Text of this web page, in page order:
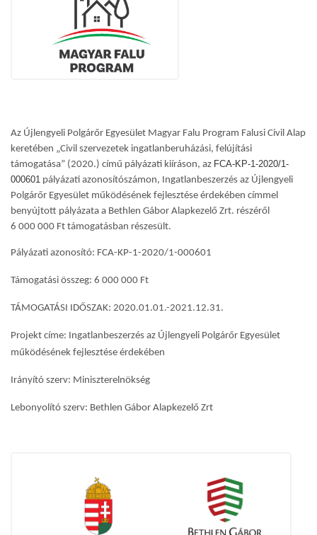
Az Újlengyeli Polgárőr Egyesület Magyar Falu Program Falusi Civil Alap
keretében „Civil szervezetek ingatlanberuházási, felújítási
támogatása” (2020.) című pályázati kiíráson, az FCA-KP-1-2020/1-
000601 pályázati azonosítószámon, Ingatlanbeszerzés az Újlengyeli
Polgárőr Egyesület működésének fejlesztése érdekében címmel
benyújtott pályázata a Bethlen Gábor Alapkezelő Zrt. részéről
6 000 000 Ft támogatásban részesült.
Pályázati azonosító: FCA-KP-1-2020/1-000601
Támogatási összeg: 6 000 000 Ft
TÁMOGATÁSI IDŐSZAK: 2020.01.01.-2021.12.31.
Projekt címe: Ingatlanbeszerzés az Újlengyeli Polgárőr Egyesület
működésének fejlesztése érdekében
Irányító szerv: Miniszterelnökség
Lebonyolító szerv: Bethlen Gábor Alapkezelő Zrt